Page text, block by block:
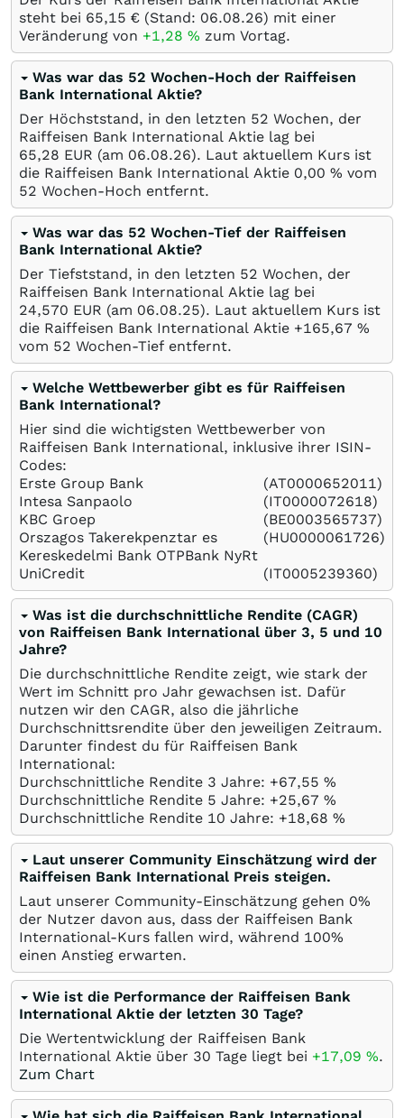
steht bei 65,15 € (Stand: 06.08.26) mit einer
Veränderung von +1,28 % zum Vortag.
Was war das 52 Wochen-Hoch der Raiffeisen
Bank International Aktie?
Der Höchststand, in den letzten 52 Wochen, der
Raiffeisen Bank International Aktie lag bei
65,28 EUR (am 06.08.26). Laut aktuellem Kurs ist
die Raiffeisen Bank International Aktie 0,00 % vom
52 Wochen-Hoch entfernt.
Was war das 52 Wochen-Tief der Raiffeisen
Bank International Aktie?
Der Tiefststand, in den letzten 52 Wochen, der
Raiffeisen Bank International Aktie lag bei
24,570 EUR (am 06.08.25). Laut aktuellem Kurs ist
die Raiffeisen Bank International Aktie +165,67 %
vom 52 Wochen-Tief entfernt.
Welche Wettbewerber gibt es für Raiffeisen
Bank International?
Hier sind die wichtigsten Wettbewerber von
Raiffeisen Bank International, inklusive ihrer ISIN-
Codes:
Erste Group Bank
(AT0000652011)
Intesa Sanpaolo
(IT0000072618)
KBC Groep
(BE0003565737)
Orszagos Takerekpenztar es
Kereskedelmi Bank OTPBank NyRt
(HU0000061726)
UniCredit (IT0005239360)
Was ist die durchschnittliche Rendite (CAGR)
von Raiffeisen Bank International über 3, 5 und 10
Jahre?
Die durchschnittliche Rendite zeigt, wie stark der
Wert im Schnitt pro Jahr gewachsen ist. Dafür
nutzen wir den CAGR, also die jährliche
Durchschnittsrendite über den jeweiligen Zeitraum.
Darunter findest du für Raiffeisen Bank
International:
Durchschnittliche Rendite 3 Jahre: +67,55 %
Durchschnittliche Rendite 5 Jahre: +25,67 %
Durchschnittliche Rendite 10 Jahre: +18,68 %
Laut unserer Community Einschätzung wird der
Raiffeisen Bank International Preis steigen.
Laut unserer Community-Einschätzung gehen 0%
der Nutzer davon aus, dass der Raiffeisen Bank
International-Kurs fallen wird, während 100%
einen Anstieg erwarten.
Wie ist die Performance der Raiffeisen Bank
International Aktie der letzten 30 Tage?
Die Wertentwicklung der Raiffeisen Bank
International Aktie über 30 Tage liegt bei +17,09 %.
Zum Chart